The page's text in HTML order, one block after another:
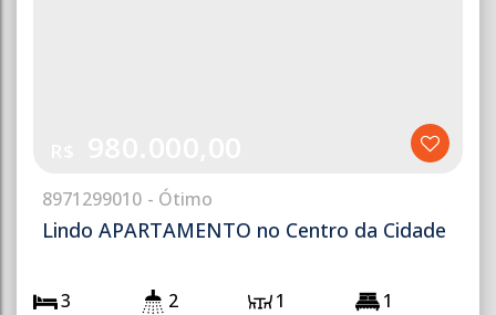
Lindo APARTAMENTO no Centro da Cidade
8971299010
3 2 1
1